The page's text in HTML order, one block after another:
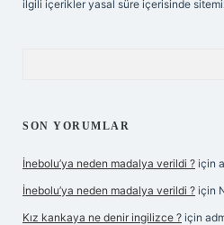
ilgili içerikler yasal süre içerisinde
SON YORUMLAR
İnebolu’ya neden madalya verildi ? için
İnebolu’ya neden madalya verildi ? için
Kız kankaya ne denir ingilizce ? için